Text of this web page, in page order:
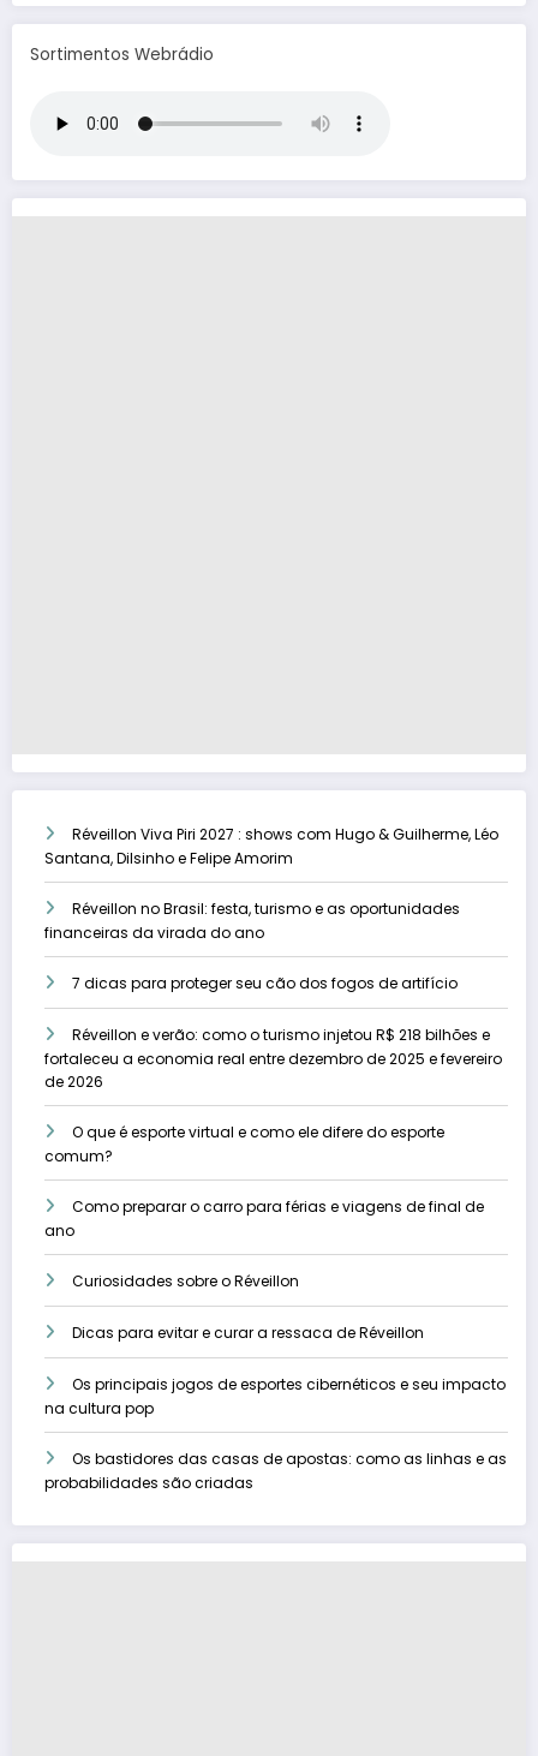
Sortimentos Webrádio
Réveillon Viva Piri 2027 : shows com Hugo & Guilherme, Léo
Santana, Dilsinho e Felipe Amorim
Réveillon no Brasil: festa, turismo e as oportunidades
financeiras da virada do ano
7 dicas para proteger seu cão dos fogos de artifício
Réveillon e verão: como o turismo injetou R$ 218 bilhões e
fortaleceu a economia real entre dezembro de 2025 e fevereiro
de 2026
O que é esporte virtual e como ele difere do esporte
comum?
Como preparar o carro para férias e viagens de final de
ano
Curiosidades sobre o Réveillon
Dicas para evitar e curar a ressaca de Réveillon
Os principais jogos de esportes cibernéticos e seu impacto
na cultura pop
Os bastidores das casas de apostas: como as linhas e as
probabilidades são criadas